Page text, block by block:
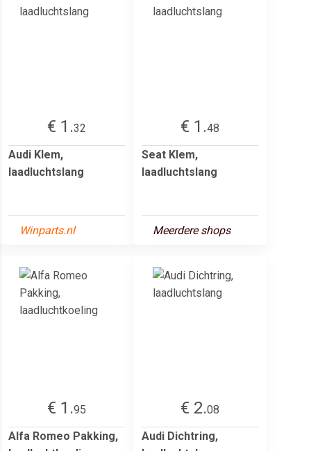
€ 1.32
Audi Klem,
laadluchtslang
Winparts.nl
€ 1.48
Seat Klem,
laadluchtslang
Meerdere shops
€ 1.95
Alfa Romeo Pakking,
€ 2.08
Audi Dichtring,